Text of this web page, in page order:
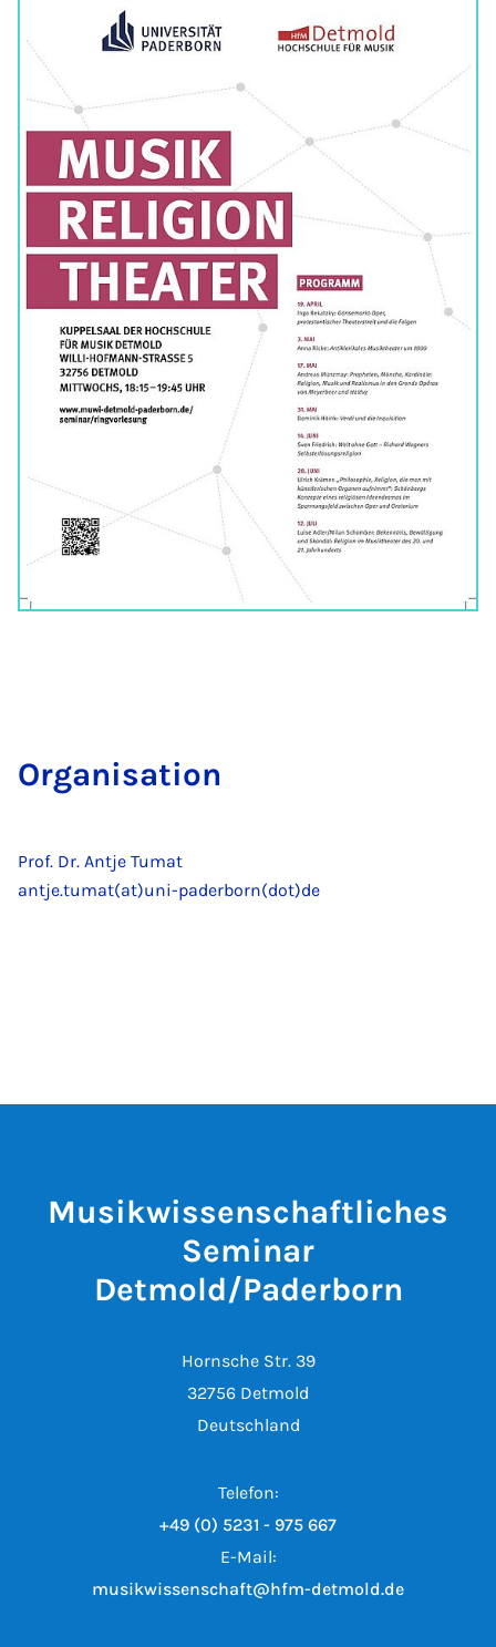
Or­ga­ni­sa­ti­on
Prof. Dr. Antje Tumat
antje.tumat(at)uni-paderborn(dot)de
Musikwissenschaftliches
Seminar
Detmold/Paderborn
Hornsche Str. 39
32756 Detmold
Deutschland
Telefon:
+49 (0) 5231 - 975 667
E-Mail:
musikwissenschaft@hfm-detmold.de